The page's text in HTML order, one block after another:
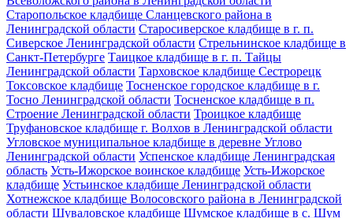
Старопольское кладбище Сланцевского района в
Ленинградской области Старосиверское кладбище в г. п.
Сиверское Ленинградской области Стрельнинское кладбище в
Санкт-Петербурге Таицкое кладбище в г. п. Тайцы
Ленинградской области Тарховское кладбище Сестрорецк
Токсовское кладбище Тосненское городское кладбище в г.
Тосно Ленинградской области Тосненское кладбище в п.
Строение Ленинградской области Троицкое кладбище
Труфановское кладбище г. Волхов в Ленинградской области
Угловское муниципальное кладбище в деревне Углово
Ленинградской области Успенское кладбище Ленинградская
область Усть-Ижорское воинское кладбище Усть-Ижорское
кладбище Устьинское кладбище Ленинградской области
Хотнежское кладбище Волосовского района в Ленинградской
области Шуваловское кладбище Шумское кладбище в с. Шум